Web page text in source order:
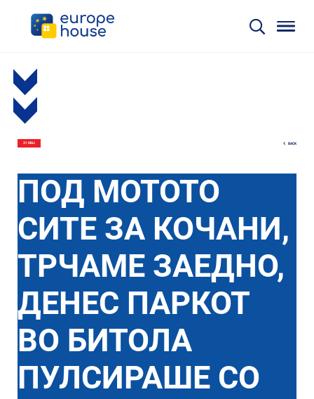
31 МАЈ BACK
ПОД МОТОТО
СИТЕ ЗА КОЧАНИ,
ТРЧАМЕ ЗАЕДНО,
ДЕНЕС ПАРКОТ
ВО БИТОЛА
ПУЛСИРАШЕ СО